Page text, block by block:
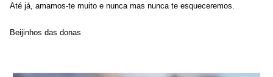
Até já, amamos-te muito e nunca mas nunca te esqueceremos.